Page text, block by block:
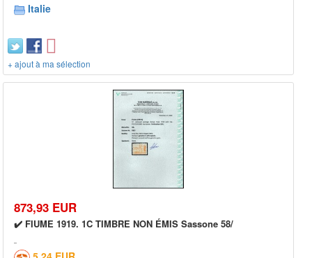
Italie
+ ajout à ma sélection
873,93 EUR
✔️ FIUME 1919. 1C TIMBRE NON ÉMIS Sassone 58/